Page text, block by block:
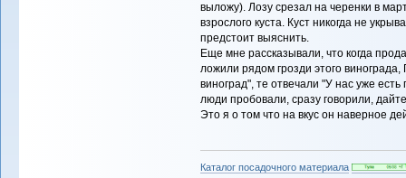
выложу). Лозу срезал на черенки в
взрослого куста. Куст никогда не
предстоит выяснить.
Еще мне рассказывали, что когда
ложили рядом грозди этого
виноград", те отвечали "У нас уже
люди пробовали, сразу говорили,
Это я о том что на вкус он наверное
Каталог посадочного материала